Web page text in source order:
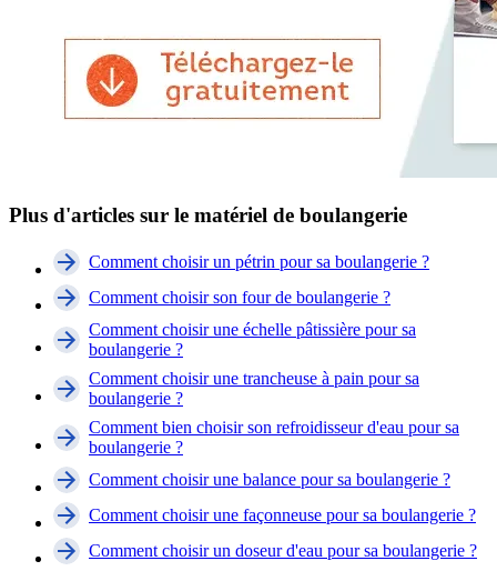
Plus d'articles sur le matériel de boulangerie
Comment choisir un pétrin pour sa boulangerie ?
Comment choisir son four de boulangerie ?
Comment choisir une échelle pâtissière pour sa
boulangerie ?
Comment choisir une trancheuse à pain pour sa
boulangerie ?
Comment bien choisir son refroidisseur d'eau pour sa
boulangerie ?
Comment choisir une balance pour sa boulangerie ?
Comment choisir une façonneuse pour sa boulangerie ?
Comment choisir un doseur d'eau pour sa boulangerie ?